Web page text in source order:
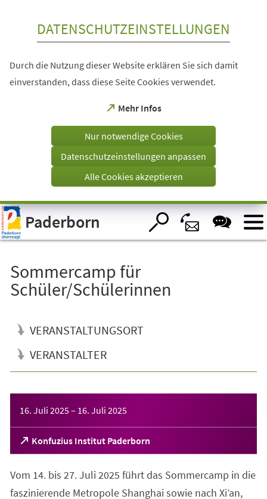
Visuelle
Assistenzsoftware
öffnen.
DATENSCHUTZEINSTELLUNGEN
Durch die Nutzung dieser Website erklären Sie sich damit
einverstanden, dass diese Seite Cookies verwendet.
Mehr Infos
(Öffnet
einem
Tab)
Nur notwendige Cookies
Datenschutzeinstellungen anpassen
Alle Cookies akzeptieren
Paderborn
Sommercamp für
Schüler/Schülerinnen
VERANSTALTUNGSORT
VERANSTALTER
16. Juli 2025– 16. Juli 2025
Konfuzius Institut Paderborn
(Öffnet
in
neuen
Tab)
Vom 14. bis 27. Juli 2025 führt das Sommercamp in die
faszinierende Metropole Shanghai sowie nach Xi’an,